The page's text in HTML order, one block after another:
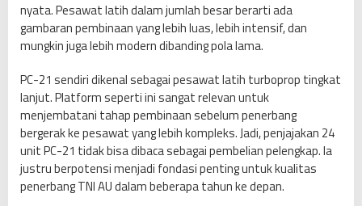
nyata. Pesawat latih dalam jumlah besar berarti ada
gambaran pembinaan yang lebih luas, lebih intensif, dan
mungkin juga lebih modern dibanding pola lama.
PC-21 sendiri dikenal sebagai pesawat latih turboprop tingkat
lanjut. Platform seperti ini sangat relevan untuk
menjembatani tahap pembinaan sebelum penerbang
bergerak ke pesawat yang lebih kompleks. Jadi, penjajakan 24
unit PC-21 tidak bisa dibaca sebagai pembelian pelengkap. Ia
justru berpotensi menjadi fondasi penting untuk kualitas
penerbang TNI AU dalam beberapa tahun ke depan.